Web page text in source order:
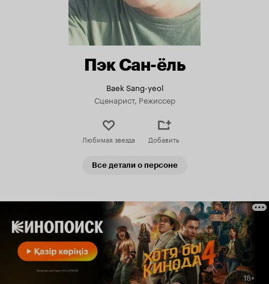
Пэк Сан-ёль
Baek Sang-yeol
Сценарист, Режиссер
Любимая звезда Добавить
Все детали о персоне